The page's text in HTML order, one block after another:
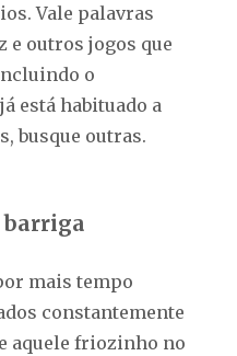
Vale palavras
e outros jogos que
o
está habituado a
busque outras.
barriga
mais tempo
constantemente
aquele friozinho no